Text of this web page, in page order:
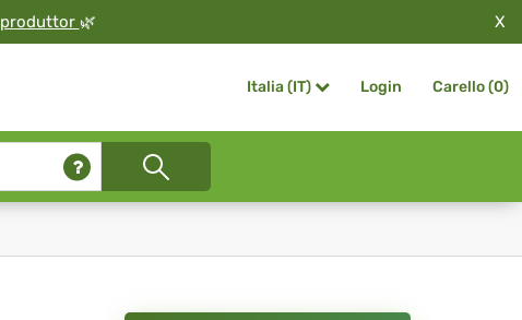
produttor 🌿 X
Italia (IT) Login Carello (0)